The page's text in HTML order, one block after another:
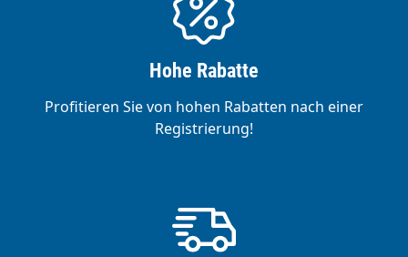
Hohe Rabatte
Profitieren Sie von hohen Rabatten nach einer
Registrierung!